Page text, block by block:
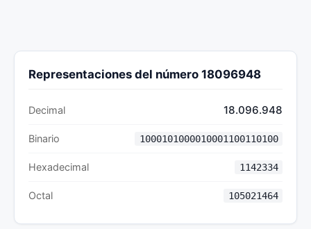
Representaciones del número 18096948
Decimal 18.096.948
Binario 1000101000010001100110100
Hexadecimal 1142334
Octal 105021464